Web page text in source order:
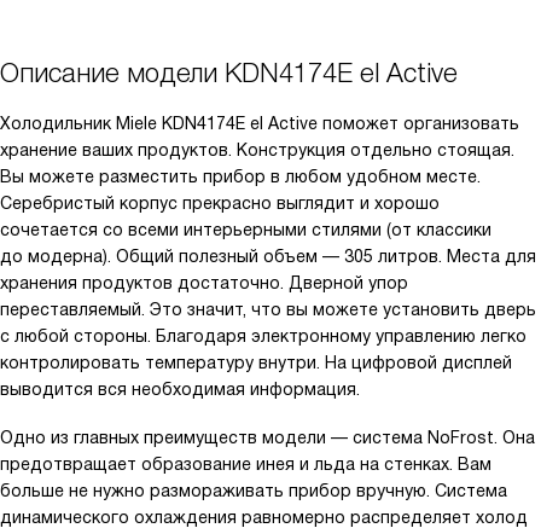
Описание модели KDN4174E el Active
Холодильник Miele KDN4174E el Active поможет организовать
хранение ваших продуктов. Конструкция отдельно стоящая.
Вы можете разместить прибор в любом удобном месте.
Серебристый корпус прекрасно выглядит и хорошо
сочетается со всеми интерьерными стилями (от классики
до модерна). Общий полезный объем — 305 литров. Места для
хранения продуктов достаточно. Дверной упор
переставляемый. Это значит, что вы можете установить дверь
с любой стороны. Благодаря электронному управлению легко
контролировать температуру внутри. На цифровой дисплей
выводится вся необходимая информация.
Одно из главных преимуществ модели — система NoFrost. Она
предотвращает образование инея и льда на стенках. Вам
больше не нужно размораживать прибор вручную. Система
динамического охлаждения равномерно распределяет холод